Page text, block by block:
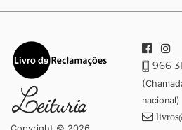
966
nacional)